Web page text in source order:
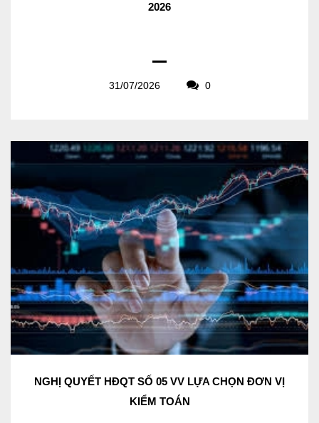
2026
31/07/2026 0
NGHỊ QUYẾT HĐQT SỐ 05 VV LỰA CHỌN ĐƠN VỊ
KIỂM TOÁN